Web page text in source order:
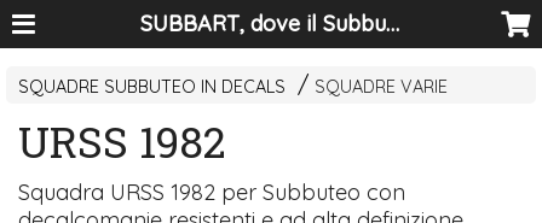
SUBBART, dove il Subbuteo diventa arte
SQUADRE SUBBUTEO IN DECALS SQUADRE VARIE
URSS 1982
Squadra URSS 1982 per Subbuteo con